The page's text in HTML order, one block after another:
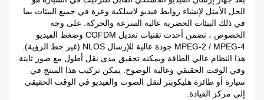
الحل الأمثل لإنشاء روابط فيديو لاسلكية وعرة في جميع البيئات بما
في ذلك البيئات الحضرية عالية السرعة والحركة. على وجه
الخصوص ، تضمن أحدث تقنيات تعديل COFDM وضغط الفيديو
MPEG-2 / MPEG-4 جودة عالية للإرسال NLOS (غير خط الرؤية).
هذا النظام عالي الطاقة ويمكنه تحقيق مدى نقل أطول مع صور ثابتة
وفي الوقت الحقيقي وعالية الوضوح. يمكن تركيب هذا المنتج في
سيارة أو طائرة هليكوبتر لنقل الصوت والفيديو في الوقت الحقيقي
إلى مركز القيادة.